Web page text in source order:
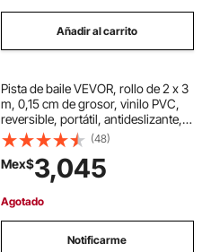
Añadir al carrito
Pista de baile VEVOR, rollo de 2 x 3
m, 0,15 cm de grosor, vinilo PVC,
reversible, portátil, antideslizante,
ideal para jazz, pop y lírico.
(48)
Mex$3,045
Agotado
Notificarme